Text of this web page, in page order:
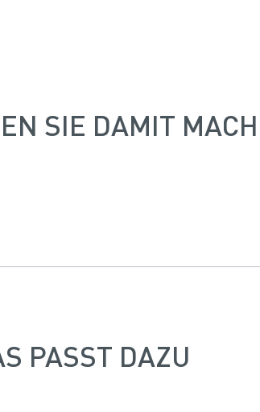
SIE DAMIT
PASST DAZU